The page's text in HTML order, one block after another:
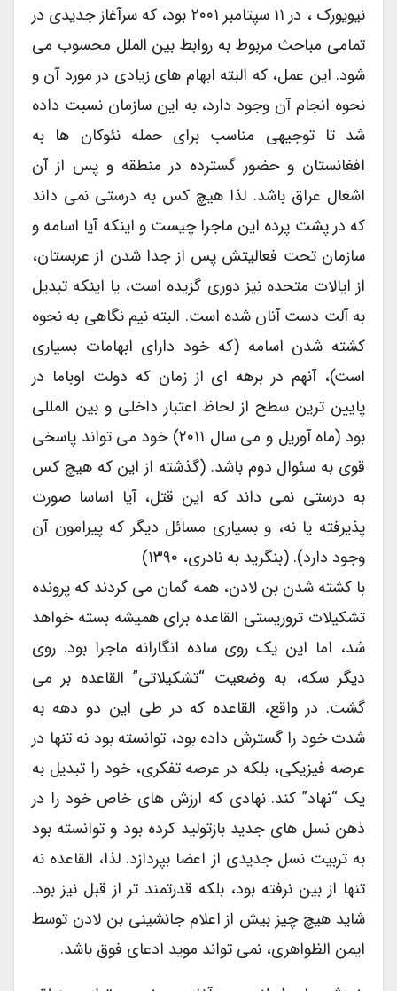
نیویورک ، در ۱۱ سپتامبر ۲۰۰۱ بود، که سرآغاز جدیدی در
تمامی مباحث مربوط به روابط بین الملل محسوب می
شود. این عمل، که البته ابهام های زیادی در مورد آن و
نحوه انجام آن وجود دارد، به این سازمان نسبت داده
شد تا توجیهی مناسب برای حمله نئوکان ها به
افغانستان و حضور گسترده در منطقه و پس از آن
اشغال عراق باشد. لذا هیچ کس به درستی نمی داند
که در پشت پرده این ماجرا چیست و اینکه آیا اسامه و
سازمان تحت فعالیتش پس از جدا شدن از عربستان،
از ایالات متحده نیز دوری گزیده است، یا اینکه تبدیل
به آلت دست آنان شده است. البته نیم نگاهی به نحوه
کشته شدن اسامه (که خود دارای ابهامات بسیاری
است)، آنهم در برهه ای از زمان که دولت اوباما در
پایین ترین سطح از لحاظ اعتبار داخلی و بین المللی
بود (ماه آوریل و می سال ۲۰۱۱) خود می تواند پاسخی
قوی به سئوال دوم باشد. (گذشته از این که هیچ کس
به درستی نمی داند که این قتل، آیا اساسا صورت
پذیرفته یا نه، و بسیاری مسائل دیگر که پیرامون آن
وجود دارد). (بنگرید به نادری، ۱۳۹۰)
با کشته شدن بن لادن، همه گمان می کردند که پرونده
تشکیلات تروریستی القاعده برای همیشه بسته خواهد
شد، اما این یک روی ساده انگارانه ماجرا بود. روی
دیگر سکه، به وضعیت “تشکیلاتی” القاعده بر می
گشت. در واقع، القاعده که در طی این دو دهه به
شدت خود را گسترش داده بود، توانسته بود نه تنها در
عرصه فیزیکی، بلکه در عرصه تفکری، خود را تبدیل به
یک “نهاد” کند. نهادی که ارزش های خاص خود را در
ذهن نسل های جدید بازتولید کرده بود و توانسته بود
به تربیت نسل جدیدی از اعضا بپردازد. لذا، القاعده نه
تنها از بین نرفته بود، بلکه قدرتمند تر از قبل نیز بود.
شاید هیچ چیز بیش از اعلام جانشینی بن لادن توسط
ایمن الظواهری، نمی تواند موید ادعای فوق باشد.